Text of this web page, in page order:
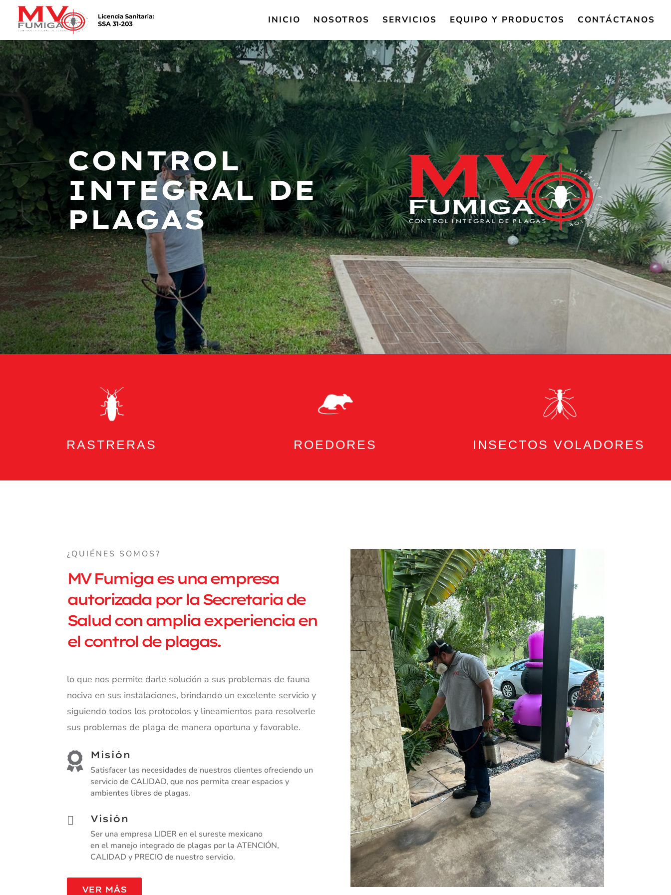
INICIO NOSOTROS SERVICIOS EQUIPO Y PRODUCTOS CONTÁCTANOS
CONTROL
INTEGRAL DE
PLAGAS
RASTRERAS ROEDORES INSECTOS VOLADORES
¿QUIÉNES SOMOS?
MV Fumiga es una empresa
autorizada por la Secretaria de
Salud con amplia experiencia en
el control de plagas.
lo que nos permite darle solución a sus problemas de fauna
nociva en sus instalaciones, brindando un excelente servicio y
siguiendo todos los protocolos y lineamientos para resolverle
sus problemas de plaga de manera oportuna y favorable.
 Misión
Satisfacer las necesidades de nuestros clientes ofreciendo un
servicio de CALIDAD, que nos permita crear espacios y
ambientes libres de plagas.
 Visión
Ser una empresa LIDER en el sureste mexicano
en el manejo integrado de plagas por la ATENCIÓN,
CALIDAD y PRECIO de nuestro servicio.
VER MÁS